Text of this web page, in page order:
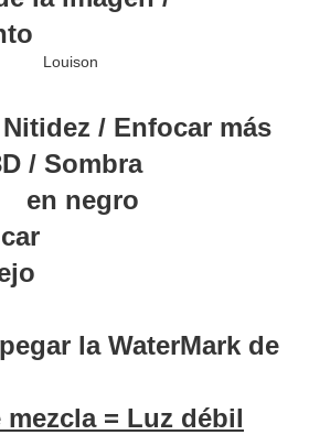
/ Enfocar más
/ Sombra
en negro
la WaterMark de
mezcla = Luz débil